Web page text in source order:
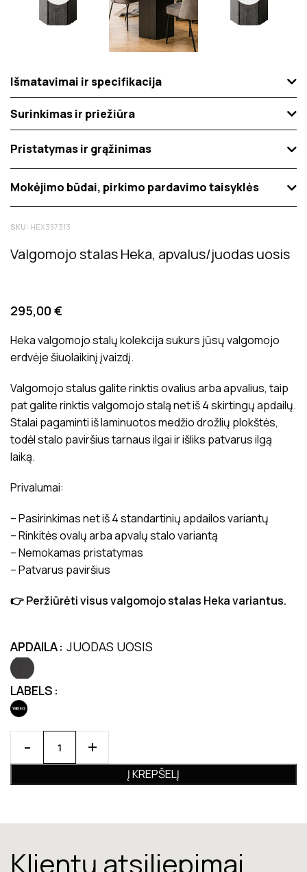
Išmatavimai ir specifikacija
Surinkimas ir priežiūra
Pristatymas ir grąžinimas
Mokėjimo būdai, pirkimo pardavimo taisyklės
SKU: HEX357313
Valgomojo stalas Heka, apvalus/juodas uosis
295,00 €
Heka valgomojo stalų kolekcija sukurs jūsų valgomojo
erdvėje šiuolaikinį įvaizdį.
Valgomojo stalus galite rinktis ovalius arba apvalius, taip
pat galite rinktis valgomojo stalą net iš 4 skirtingų apdailų.
Stalai pagaminti iš laminuotos medžio drožlių plokštės,
todėl stalo paviršius tarnaus ilgai ir išliks patvarus ilgą
laiką.
Privalumai:
– Pasirinkimas net iš 4 standartinių apdailos variantų
– Rinkitės ovalų arba apvalų stalo variantą
– Nemokamas pristatymas
– Patvarus paviršius
👉 Peržiūrėti visus valgomojo stalas Heka variantus.
APDAILA JUODAS UOSIS
LABELS
Į KREPŠELĮ
Klientų atsiliepimai